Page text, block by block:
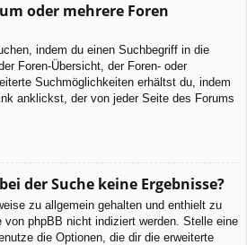
oder mehrere Foren
indem du einen Suchbegriff in die
Foren-Übersicht, der Foren- oder
Suchmöglichkeiten erhältst du, indem
anklickst, der von jeder Seite des Forums
der Suche keine Ergebnisse?
zu allgemein gehalten und enthielt zu
von phpBB nicht indiziert werden. Stelle eine
die Optionen, die dir die erweiterte